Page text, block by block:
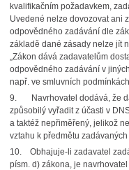
kvalifikačním požadavkem,
Uvedené nelze dovozovat ani
odpovědného zadávání dle
základě dané zásady nelze jít
„Zákon dává zadavatelům
odpovědného zadávání v
např. ve smluvních
9. Navrhovatel dodává, že
způsobilý vyřadit z účasti v
a taktéž nepřiměřený, jelikož
vztahu k předmětu
10. Obhajuje-li zadavatel
písm. d) zákona, je